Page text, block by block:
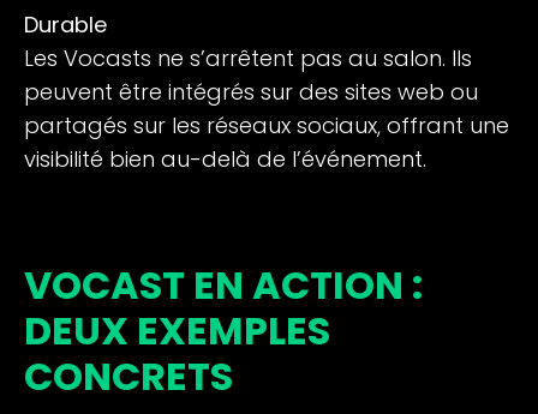
Durable
Les Vocasts ne s’arrêtent pas au salon. Ils
peuvent être intégrés sur des sites web ou
partagés sur les réseaux sociaux, offrant une
visibilité bien au-delà de l’événement.
VOCAST EN ACTION :
DEUX EXEMPLES
CONCRETS